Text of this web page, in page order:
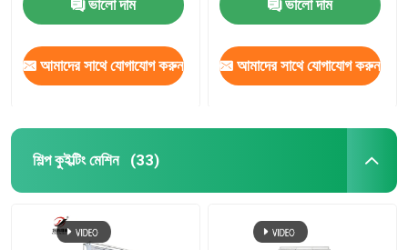
ভালো দাম
আমাদের সাথে যোগাযোগ করুন
ভালো দাম
আমাদের সাথে যোগাযোগ করুন
শিল্প কুইল্টিং মেশিন (33)